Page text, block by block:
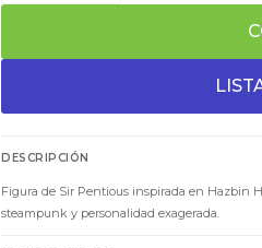
DESCRIPCIÓN
Figura de Sir Pentious inspirada en Hazbin
steampunk y personalidad exagerada.